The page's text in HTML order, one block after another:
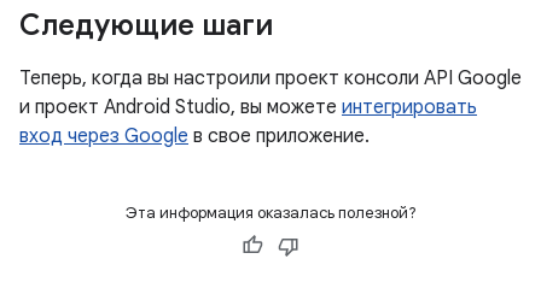
Следующие шаги
Теперь, когда вы настроили проект консоли API Google
и проект Android Studio, вы можете интегрировать
вход через Google в свое приложение.
Эта информация оказалась полезной?